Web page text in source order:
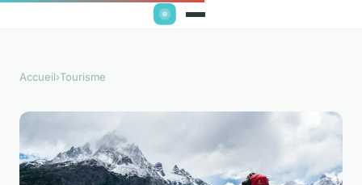
Accueil›Tourisme